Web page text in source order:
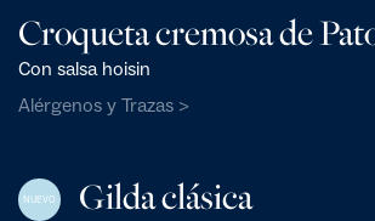
Croqueta cremosa de
Con salsa hoisin
Alérgenos y Trazas >
NUEVO Gilda clásica